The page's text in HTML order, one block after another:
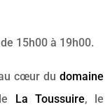
15h00 à 19h00.
au cœur dudomaine
La Toussuire, le